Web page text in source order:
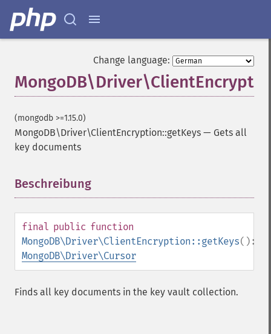
Change language:
(mongodb >=1.15.0)
MongoDB\Driver\ClientEncryption::getKeys — Gets all
key documents
Beschreibung
final public function
MongoDB\Driver\ClientEncryption::getKeys():
MongoDB\Driver\Cursor
Finds all key documents in the key vault collection.